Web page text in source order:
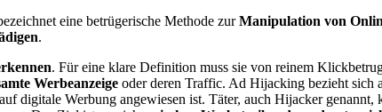
eine betrügerische Methode zurManipulation von
.
. Für eine klare Definition muss sie von reinem
Werbeanzeige oder deren Traffic. Ad Hijacking bezieht sich
digitale Werbung angewiesen ist. Täter, auch Hijacker